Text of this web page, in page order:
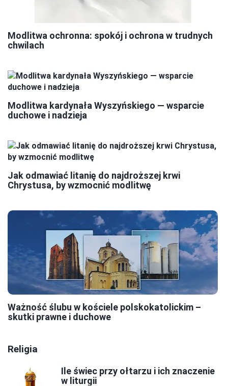
Modlitwa ochronna: spokój i ochrona w trudnych
chwilach
Modlitwa kardynała Wyszyńskiego — wsparcie
duchowe i nadzieja
Jak odmawiać litanię do najdroższej krwi
Chrystusa, by wzmocnić modlitwę
Ważność ślubu w kościele polskokatolickim –
skutki prawne i duchowe
Religia
Ile świec przy ołtarzu i ich znaczenie
w liturgii